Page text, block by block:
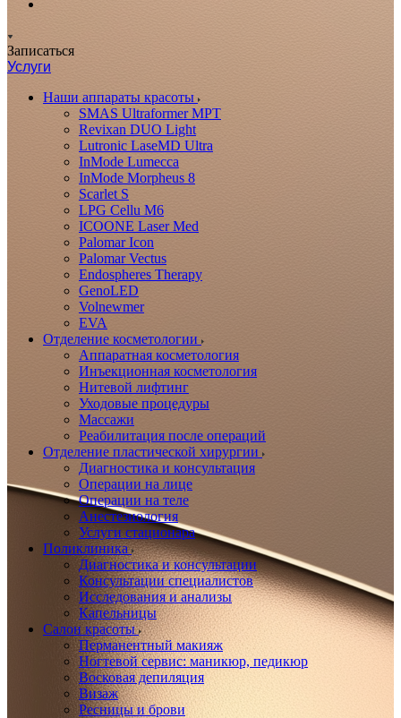
Записаться
Услуги
Наши аппараты красоты
SMAS Ultraformer MPT
Revixan DUO Light
Lutronic LaseMD Ultra
InMode Lumecca
InMode Morpheus 8
Scarlet S
LPG Cellu M6
ICOONE Laser Med
Palomar Icon
Palomar Vectus
Endospheres Therapy
GenoLED
Volnewmer
EVA
Отделение косметологии
Аппаратная косметология
Инъекционная косметология
Нитевой лифтинг
Уходовые процедуры
Массажи
Реабилитация после операций
Отделение пластической хирургии
Диагностика и консультация
Операции на лице
Операции на теле
Анестезиология
Услуги стационара
Поликлиника
Диагностика и консультации
Консультации специалистов
Исследования и анализы
Капельницы
Салон красоты
Перманентный макияж
Ногтевой сервис: маникюр, педикюр
Восковая депиляция
Визаж
Ресницы и брови